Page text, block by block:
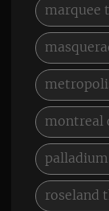
marquee
montreal
roseland